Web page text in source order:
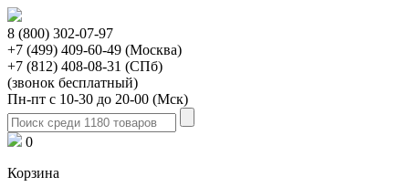
8 (800) 302-07-97
+7 (499) 409-60-49 (Москва)
+7 (812) 408-08-31 (СПб)
(звонок бесплатный)
Пн-пт с 10-30 до 20-00 (Мск)
0
Корзина